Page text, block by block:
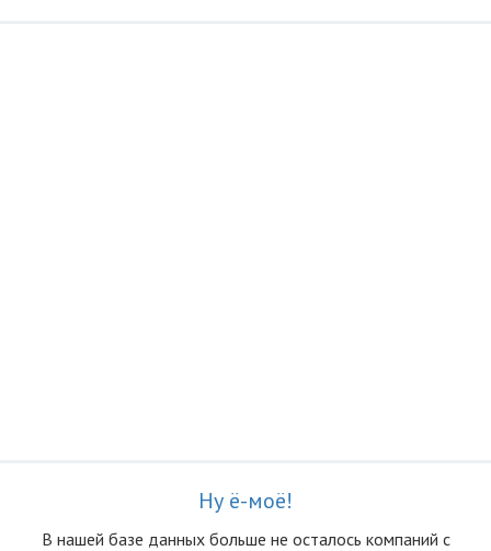
Ну ё-моё!
В нашей базе данных больше не осталоcь компаний с